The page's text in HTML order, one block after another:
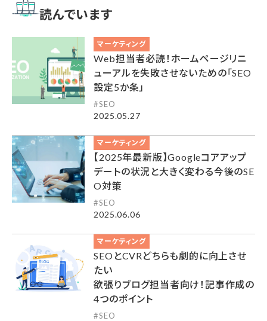
読んでいます
マーケティング
Web担当者必読！ホームページリニ
ューアルを失敗させないための「SEO
設定5か条」
SEO
2025.05.27
マーケティング
【2025年最新版】Googleコアアップ
デートの状況と大きく変わる今後のSE
O対策
SEO
2025.06.06
マーケティング
SEOとCVRどちらも劇的に向上させ
たい
欲張りブログ担当者向け！記事作成の
4つのポイント
SEO